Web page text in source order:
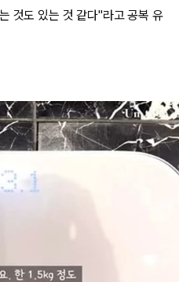
것도 있는 것 같다"라고 공복 유